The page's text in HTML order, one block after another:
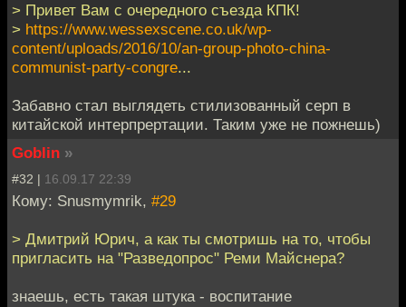
> Привет Вам с очередного съезда КПК!
> https://www.wessexscene.co.uk/wp-
content/uploads/2016/10/an-group-photo-china-
communist-party-congre...
Забавно стал выглядеть стилизованный серп в
китайской интерпрертации. Таким уже не пожнешь)
Goblin »
#32 | 16.09.17 22:39
Кому: Snusmymrik, #29
> Дмитрий Юрич, а как ты смотришь на то, чтобы
пригласить на "Разведопрос" Реми Майснера?
знаешь, есть такая штука - воспитание